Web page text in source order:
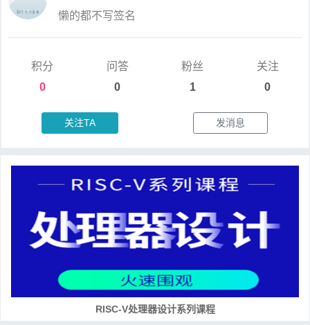
懒的都不写签名
积分
0
问答
0
粉丝
1
关注
0
关注TA 发消息
RISC-V处理器设计系列课程